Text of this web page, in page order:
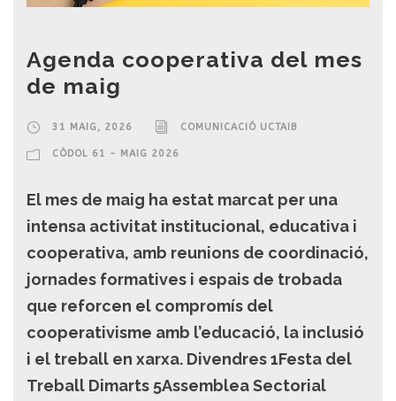
Agenda cooperativa del mes
de maig
31 MAIG, 2026 COMUNICACIÓ UCTAIB
CÒDOL 61 - MAIG 2026
El mes de maig ha estat marcat per una
intensa activitat institucional, educativa i
cooperativa, amb reunions de coordinació,
jornades formatives i espais de trobada
que reforcen el compromís del
cooperativisme amb l’educació, la inclusió
i el treball en xarxa. Divendres 1Festa del
Treball Dimarts 5Assemblea Sectorial